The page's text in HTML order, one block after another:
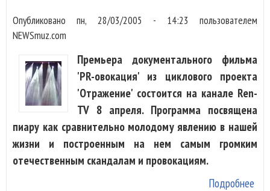
Опубликованопн, 28/03/2005 - 14:23 пользователем
NEWSmuz.com
Премьера документального фильма
'PR-овокация' из циклового проекта
'Отражение' состоится на канале Ren-
TV 8 апреля. Программа посвящена
пиару как сравнительно молодому явлению в нашей
жизни и построенным на нем самым громким
отечественным скандалам и провокациям.
Подробнее